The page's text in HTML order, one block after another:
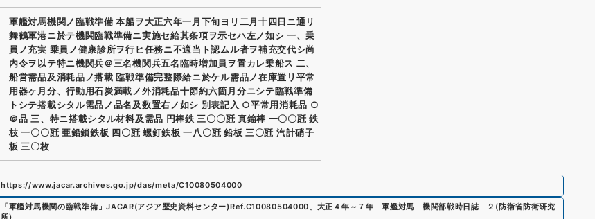
軍艦対馬機関ノ臨戦準備 本船ヲ大正六年一月下旬ヨリ二月十四日ニ通リ
舞鶴軍港ニ於テ機関臨戦準備ニ実施セ給其条項ヲ示セハ左ノ如シ 一、乗
員ノ充実 乗員ノ健康診所ヲ行ヒ任務ニ不適当ト認ムル者ヲ補充交代シ尚
内令ヲ以テ特ニ機関兵＠三名機関兵五名臨時増加員ヲ置カレ乗船ス 二、
船営需品及消耗品ノ搭載 臨戦準備完整際給ニ於ケル需品ノ在庫置リ平常
用器ヶ月分、行動用石炭満載ノ外消耗品十節約六箇月分ニシテ臨戦準備
トシテ搭載シタル需品ノ品名及数置右ノ如シ 別表記入 ○平常用消耗品 ○
＠品 三、特ニ搭載シタル材料及需品 円棒鉄 三〇〇瓩 真鍮棒 一〇〇瓩 鉄
枝 一〇〇瓩 亜鉛鎖鉄板 四〇瓩 螺釘鉄板 一八〇瓩 鉛板 三〇瓩 汽計硝子
板 三〇枚
https://www.jacar.archives.go.jp/das/meta/C10080504000
「軍艦対馬機関の臨戦準備 」JACAR(アジア歴史資料センター)Ref.C10080504000、 大正４年～７年 軍艦対馬 機関部戦時日誌 ２ (防衛省防衛研究
所)